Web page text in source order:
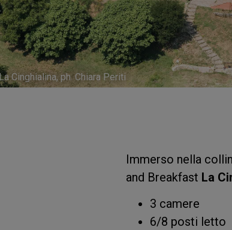
Cinghialina, ph. Chiara Periti
Immerso nella
and Breakfast La
3 camere
6/8 posti letto